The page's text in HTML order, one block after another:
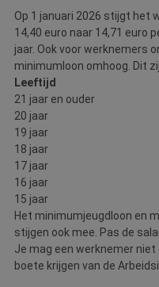
Op 1 januari 2026 stijgt het
14,40 euro naar 14,71 euro
jaar. Ook voor werknemers
minimumloon omhoog. Dit
Leeftijd
21 jaar en ouder
20 jaar
19 jaar
18 jaar
17 jaar
16 jaar
15 jaar
Het minimumjeugdloon en
stijgen ook mee. Pas de
Je mag een werknemer
boete krijgen van de